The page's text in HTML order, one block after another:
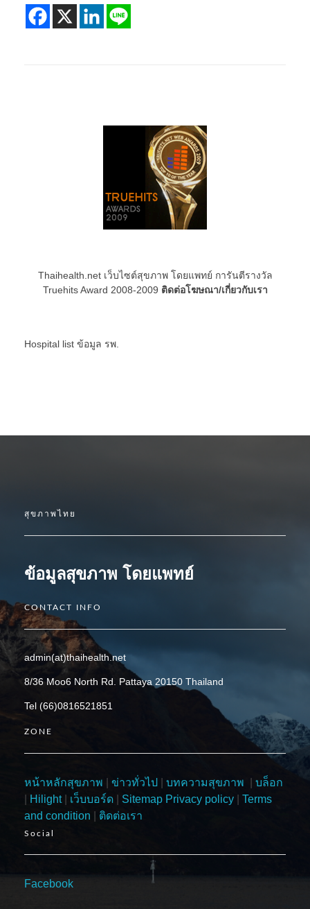
Thaihealth.net เว็บไซต์สุขภาพ โดยแพทย์ การันตีรางวัล
Truehits Award 2008-2009 ติดต่อโฆษณา/เกี่ยวกับเรา
Hospital list ข้อมูล รพ.
สุขภาพไทย
ข้อมูลสุขภาพ โดยแพทย์
CONTACT INFO
admin(at)thaihealth.net
8/36 Moo6 North Rd. Pattaya 20150 Thailand
Tel (66)0816521851
ZONE
หน้าหลักสุขภาพ ข่าวทั่วไป บทความสุขภาพ
บล็อก
Hilight| เว็บบอร์ด Sitemap Privacy policy
Terms
and condition
ติดต่อเรา
Social
Facebook